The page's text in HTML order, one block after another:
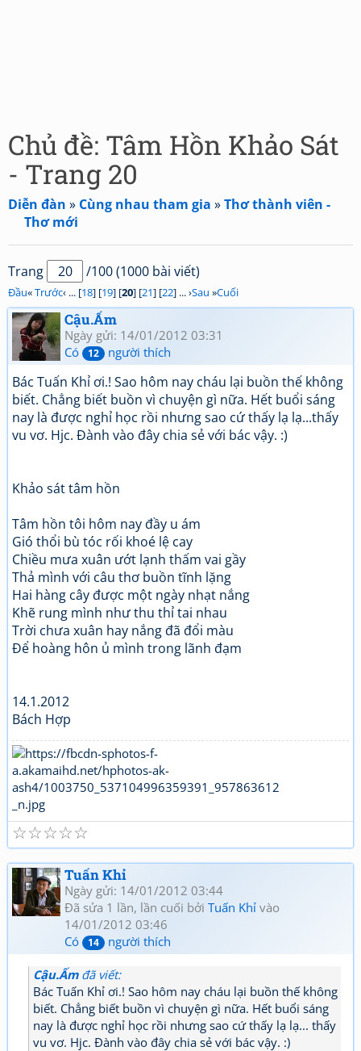
Chủ đề: Tâm Hồn Khảo Sát
- Trang 20
Diễn đàn » Cùng nhau tham gia »Thơ thành viên -
Thơ mới
Trang /100 (1000 bài viết)
Đầu«Trước‹ ... [18] [19] [20] [21] [22] ... ›Sau »Cuối
Cậu.Ấm
Ngày gửi: 14/01/2012 03:31
Có
12 người thích
Bác Tuấn Khỉ ơi.! Sao hôm nay cháu lại buồn thế không
biết. Chẳng biết buồn vì chuyện gì nữa. Hết buổi sáng
nay là được nghỉ học rồi nhưng sao cứ thấy lạ lạ...thấy
vu vơ. Hjc. Đành vào đây chia sẻ với bác vậy. :)
Khảo sát tâm hồn
Tâm hồn tôi hôm nay đầy u ám
Gió thổi bù tóc rối khoé lệ cay
Chiều mưa xuân ướt lạnh thấm vai gầy
Thả mình với câu thơ buồn tĩnh lặng
Hai hàng cây được một ngày nhạt nắng
Khẽ rung mình như thu thỉ tai nhau
Trời chưa xuân hay nắng đã đổi màu
Để hoàng hôn ủ mình trong lãnh đạm
14.1.2012
Bách Hợp
☆
☆
☆
☆
☆
Tuấn Khỉ
Ngày gửi: 14/01/2012 03:44
Đã sửa 1 lần, lần cuối bởi Tuấn Khỉ vào
14/01/2012 03:46
Có
14 người thích
Cậu.Ấmđã viết:
Bác Tuấn Khỉ ơi.! Sao hôm nay cháu lại buồn thế không
biết. Chẳng biết buồn vì chuyện gì nữa. Hết buổi sáng
nay là được nghỉ học rồi nhưng sao cứ thấy lạ lạ... thấy
vu vơ. Hjc. Đành vào đây chia sẻ với bác vậy. :)